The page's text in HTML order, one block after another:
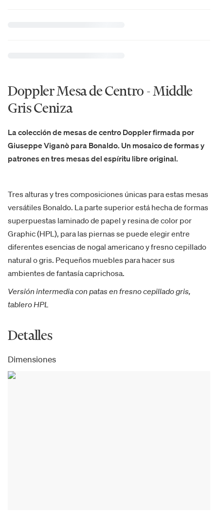
Doppler Mesa de Centro - Middle
Gris Ceniza
La colección de mesas de centro Doppler firmada por
Giuseppe Viganò para Bonaldo. Un mosaico de formas y
patrones en tres mesas del espíritu libre original.
Tres alturas y tres composiciones únicas para estas mesas
versátiles Bonaldo. La parte superior está hecha de formas
superpuestas laminado de papel y resina de color por
Graphic (HPL), para las piernas se puede elegir entre
diferentes esencias de nogal americano y fresno cepillado
natural o gris. Pequeños muebles para hacer sus
ambientes de fantasía caprichosa.
Versión intermedia con patas en fresno cepillado gris,
tablero HPL
Detalles
Dimensiones